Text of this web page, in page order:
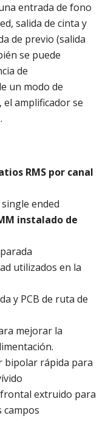
entrada de fono
salida de cinta y
de previo (salida
se puede
de
un modo de
amplificador se
RMS por canal
ended
instalado de
utilizados en la
y PCB de ruta de
mejorar la
bipolar rápida para
extruido para
campos